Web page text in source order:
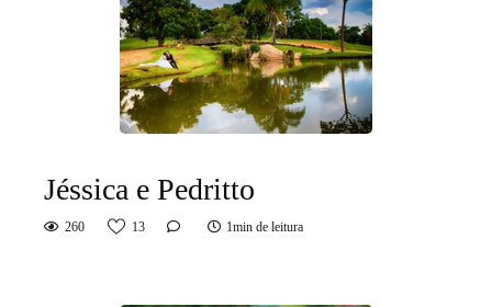
Jéssica e Pedritto
260 13 1min de leitura